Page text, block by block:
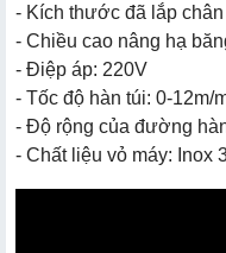
- Kích thước đã lắp
- Chiều cao nâng hạ
- Điệp áp: 220V
- Tốc độ hàn túi: 0-12m/
- Độ rộng của đường
- Chất liệu vỏ máy: Inox